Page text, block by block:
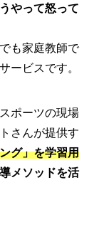
やって怒って
も家庭教師で
ービスです。
ポーツの現場
さんが提供す
グ」を学習用
メソッドを活